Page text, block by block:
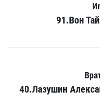
91.Вон
40.Лазушин